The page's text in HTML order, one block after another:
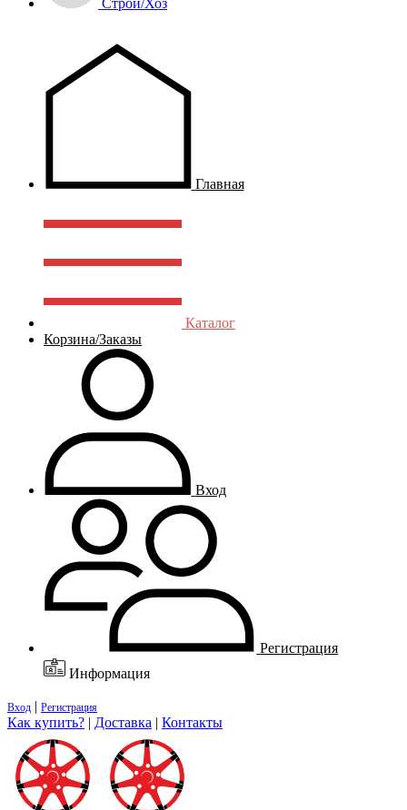
Строй/Хоз
Главная
Каталог
Корзина/Заказы
Вход
Регистрация
Информация
Вход | Регистрация
Как купить? | Доставка | Контакты